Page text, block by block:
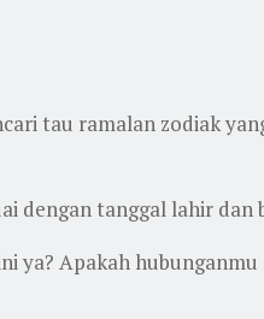
tau ramalan zodiak
dengan tanggal lahir dan
ya? Apakah